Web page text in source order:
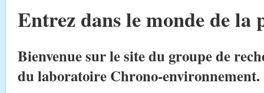
Entrez dans le monde de
Bienvenue sur le site du groupe de
du laboratoire Chrono-environnement.